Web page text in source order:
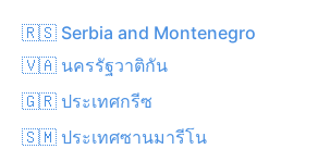
🇷🇸 Serbia and Montenegro
🇻🇦 นครรัฐวาติกัน
🇬🇷 ประเทศกรีซ
🇸🇲 ประเทศซานมารีโน